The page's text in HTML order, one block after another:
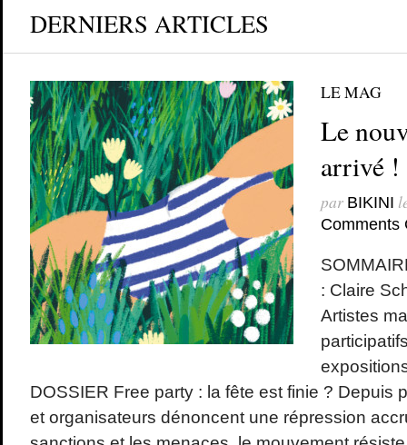
DERNIERS ARTICLES
LE MAG
Le
arrivé !
par BIKINI
Comments
: Claire
Artistes
DOSSIER Free party : la fête est finie ? Depuis
et organisateurs dénoncent une répression